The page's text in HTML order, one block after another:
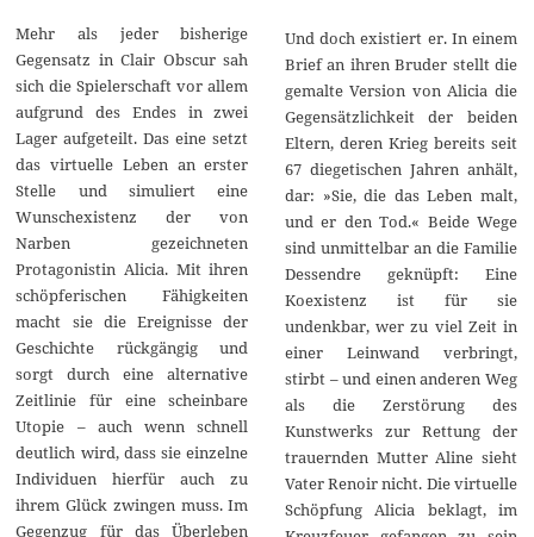
Mehr als jeder bisherige
Gegensatz in Clair Obscur sah
sich die Spielerschaft vor allem
aufgrund des Endes in zwei
Lager aufgeteilt. Das eine setzt
das virtuelle Leben an erster
Stelle und simuliert eine
Wunschexistenz der von
Narben gezeichneten
Protagonistin Alicia. Mit ihren
schöpferischen Fähigkeiten
macht sie die Ereignisse der
Geschichte rückgängig und
sorgt durch eine alternative
Zeitlinie für eine scheinbare
Utopie – auch wenn schnell
deutlich wird, dass sie einzelne
Individuen hierfür auch zu
ihrem Glück zwingen muss. Im
Gegenzug für das Überleben
Und doch existiert er. In einem
Brief an ihren Bruder stellt die
gemalte Version von Alicia die
Gegensätzlichkeit der beiden
Eltern, deren Krieg bereits seit
67 diegetischen Jahren anhält,
dar: »Sie, die das Leben malt,
und er den Tod.« Beide Wege
sind unmittelbar an die Familie
Dessendre geknüpft: Eine
Koexistenz ist für sie
undenkbar, wer zu viel Zeit in
einer Leinwand verbringt,
stirbt – und einen anderen Weg
als die Zerstörung des
Kunstwerks zur Rettung der
trauernden Mutter Aline sieht
Vater Renoir nicht. Die virtuelle
Schöpfung Alicia beklagt, im